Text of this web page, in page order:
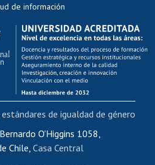
docente
académica
al AUCAI
os
de capacitación
del personal
movilidad interna
de renta
de renta honorarios
de información
O'Higgins 1058,
Chile, Casa Central
de igualdad de género